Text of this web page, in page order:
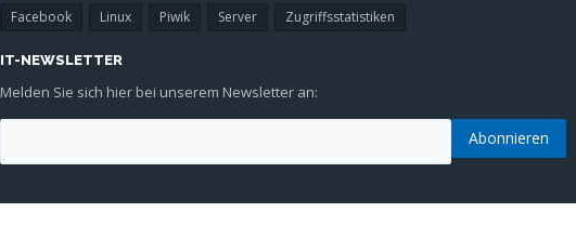
Facebook Linux Piwik Server Zugriffsstatistiken
IT-NEWSLETTER
Melden Sie sich hier bei unserem Newsletter an: